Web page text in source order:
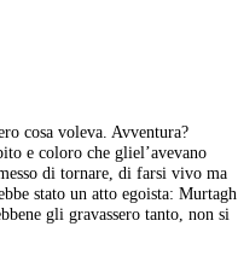
cosa voleva. Avventura?
e coloro che gliel’avevano
di tornare, di farsi vivo ma
stato un atto egoista: Murtagh
gli gravassero tanto, non si